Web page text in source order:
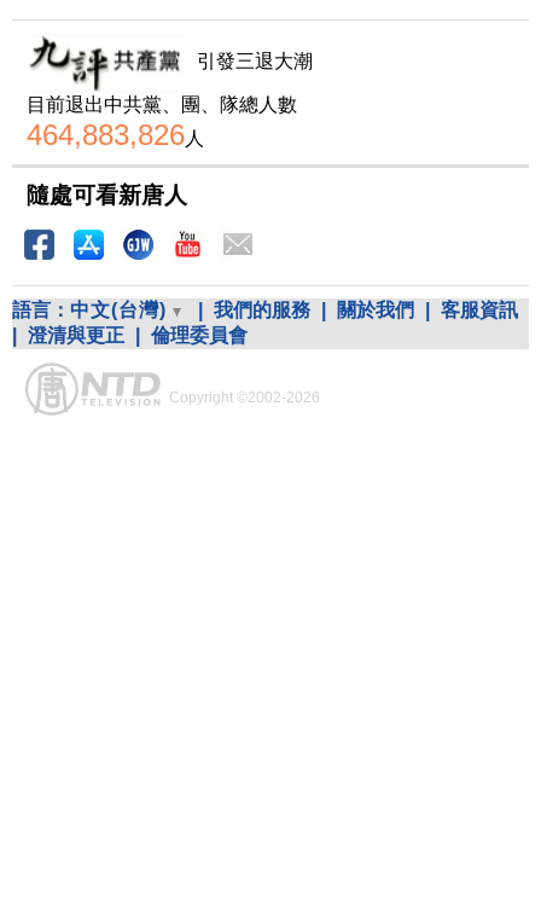
引發三退大潮
目前退出中共黨、團、隊總人數
464,883,826人
隨處可看新唐人
語言： 中文(台灣) 我們的服務 關於我們
客服資訊
澄清與更正 倫理委員會
Copyright ©2002-2026